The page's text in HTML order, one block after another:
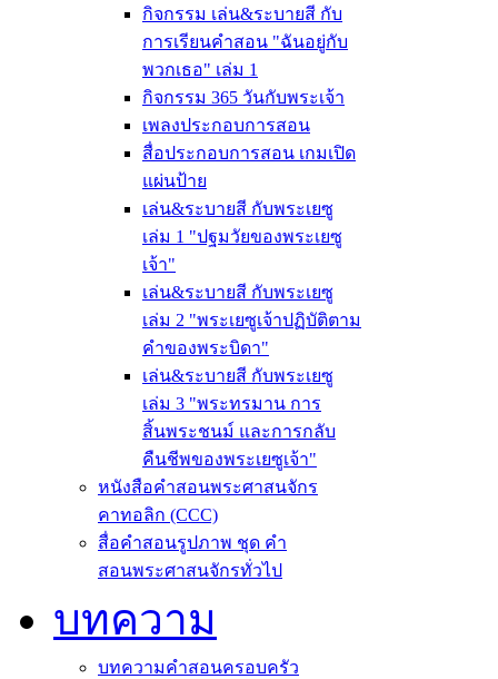
กิจกรรม เล่น&ระบายสี กับ
การเรียนคำสอน "ฉันอยู่กับ
พวกเธอ" เล่ม 1
กิจกรรม 365 วันกับพระเจ้า
เพลงประกอบการสอน
สื่อประกอบการสอน เกมเปิด
แผ่นป้าย
เล่น&ระบายสี กับพระเยซู
เล่ม 1 "ปฐมวัยของพระเยซู
เจ้า"
เล่น&ระบายสี กับพระเยซู
เล่ม 2 "พระเยซูเจ้าปฏิบัติตาม
คำของพระบิดา"
เล่น&ระบายสี กับพระเยซู
เล่ม 3 "พระทรมาน การ
สิ้นพระชนม์ และการกลับ
คืนชีพของพระเยซูเจ้า"
หนังสือคำสอนพระศาสนจักร
คาทอลิก (CCC)
สื่อคำสอนรูปภาพ ชุด คำ
สอนพระศาสนจักรทั่วไป
บทความ
บทความคำสอนครอบครัว